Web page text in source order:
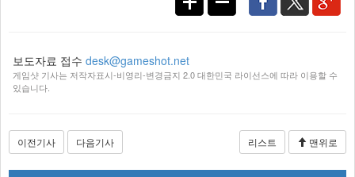
보도자료 접수 desk@gameshot.net
게임샷 기사는 저작자표시-비영리-변경금지 2.0 대한민국 라이선스에 따라 이용할 수
있습니다.
이전기사 다음기사 리스트 맨위로